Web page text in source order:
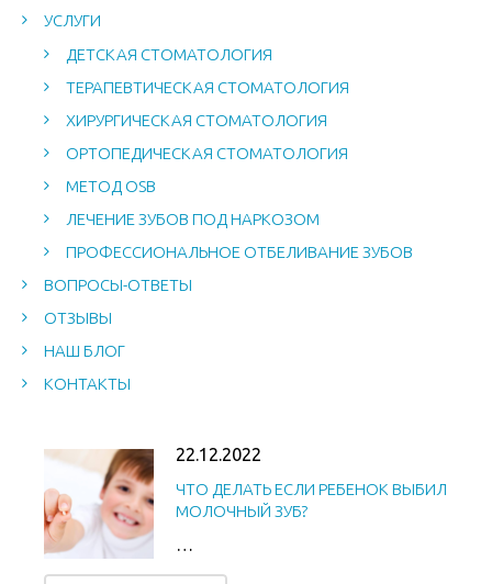
УСЛУГИ
ДЕТСКАЯ СТОМАТОЛОГИЯ
ТЕРАПЕВТИЧЕСКАЯ СТОМАТОЛОГИЯ
ХИРУРГИЧЕСКАЯ СТОМАТОЛОГИЯ
ОРТОПЕДИЧЕСКАЯ СТОМАТОЛОГИЯ
МЕТОД OSB
ЛЕЧЕНИЕ ЗУБОВ ПОД НАРКОЗОМ
ПРОФЕССИОНАЛЬНОЕ ОТБЕЛИВАНИЕ ЗУБОВ
ВОПРОСЫ-ОТВЕТЫ
ОТЗЫВЫ
НАШ БЛОГ
КОНТАКТЫ
22.12.2022
ЧТО ДЕЛАТЬ ЕСЛИ РЕБЕНОК ВЫБИЛ
МОЛОЧНЫЙ ЗУБ?
…